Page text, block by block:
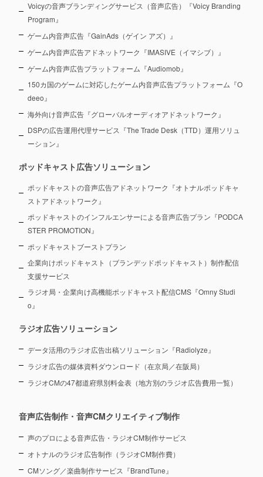
Voicyの音声ブランディングサービス（音声広告）『Voicy Branding
Program』
ゲーム内音声広告『GainAds（ゲイン アズ）』
ゲーム内音声広告アドネットワーク『IMASIVE（イマシブ）』
ゲーム内音声広告プラットフォーム『Audiomob』
150カ国のゲームに対応したゲーム内音声広告プラットフォーム『O
deeo』
海外向け音声広告『グローバルオーディオアドネットワーク』
DSPの広告運用代理サービス『The Trade Desk（TTD）運用ソリュ
ーション』
ポッドキャスト広告ソリューション
ポッドキャストの音声広告アドネットワーク『オトナルポッドキャ
ストアドネットワーク』
ポッドキャストのインフルエンサーによる音声広告プラン『PODCA
STER PROMOTION』
ポッドキャストブーストプラン
企業向けポッドキャスト（ブランデッドポッドキャスト）制作配信
支援サービス
ラジオ局・企業向け高機能ポッドキャスト配信CMS『Omny Studi
o』
ラジオ広告ソリューション
データ活用のラジオ広告出稿ソリューション『Radiolyze』
ラジオ広告の媒体資料ダウンロード（在京局／在阪局）
ラジオCMの47都道府県別料金表（地方別のラジオ広告費用一覧）
音声広告制作・音声CMクリエイティブ制作
声のプロによる音声広告・ラジオCM制作サービス
オトナルのラジオ広告制作（ラジオCM制作費）
CMソング／楽曲制作サービス『BrandTune』